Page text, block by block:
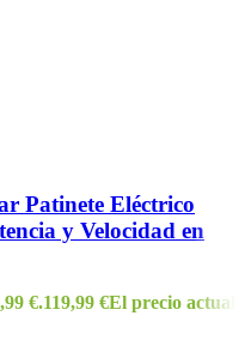
Patinete Eléctrico
y Velocidad en
€.119,99 €El precio actual